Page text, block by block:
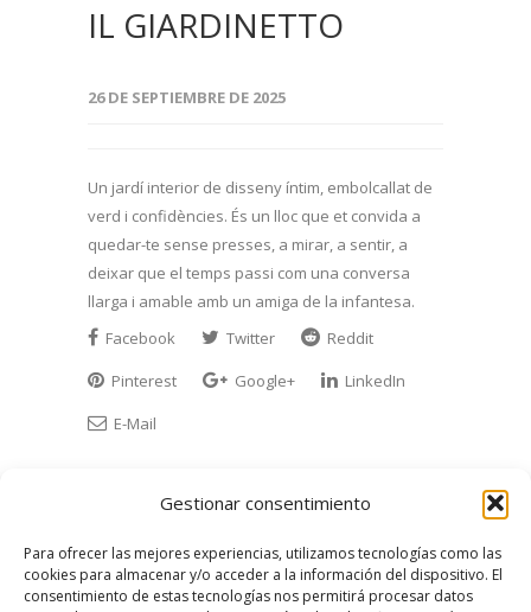
Gestionar consentimiento
Para ofrecer las mejores experiencias, utilizamos tecnologías como las
cookies para almacenar y/o acceder a la información del dispositivo. El
consentimiento de estas tecnologías nos permitirá procesar datos
IL GIARDINETTO
26 DE SEPTIEMBRE DE 2025
Un jardí interior de disseny íntim, embolcallat de
verd i confidències. És un lloc que et convida a
quedar-te sense presses, a mirar, a sentir, a
deixar que el temps passi com una conversa
llarga i amable amb un amiga de la infantesa.
Facebook
Twitter
Reddit
Pinterest
Google+
LinkedIn
E-Mail
ABOUT THE AUTHOR